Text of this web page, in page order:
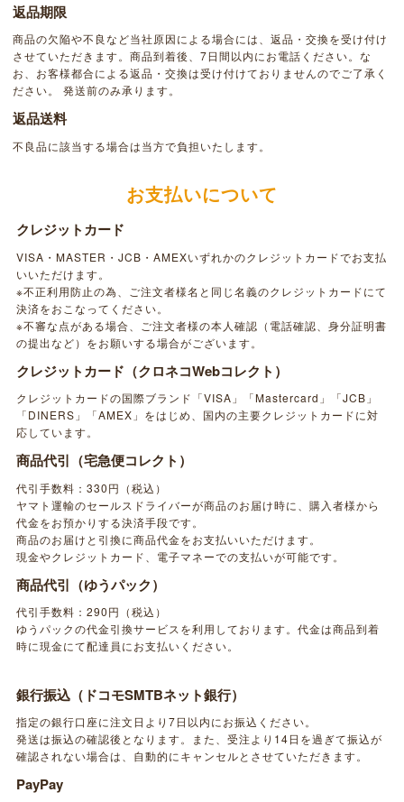
返品期限
商品の欠陥や不良など当社原因による場合には、返品・交換を受け付け
させていただきます。商品到着後、7日間以内にお電話ください。な
お、お客様都合による返品・交換は受け付けておりませんのでご了承く
ださい。 発送前のみ承ります。
返品送料
不良品に該当する場合は当方で負担いたします。
お支払いについて
クレジットカード
VISA・MASTER・JCB・AMEXいずれかのクレジットカードでお支払
いいただけます。
※不正利用防止の為、ご注文者様名と同じ名義のクレジットカードにて
決済をおこなってください。
※不審な点がある場合、ご注文者様の本人確認（電話確認、身分証明書
の提出など）をお願いする場合がございます。
クレジットカード（クロネコWebコレクト）
クレジットカードの国際ブランド「VISA」「Mastercard」「JCB」
「DINERS」「AMEX」をはじめ、国内の主要クレジットカードに対
応しています。
商品代引（宅急便コレクト）
代引手数料：330円（税込）
ヤマト運輸のセールスドライバーが商品のお届け時に、購入者様から
代金をお預かりする決済手段です。
商品のお届けと引換に商品代金をお支払いいただけます。
現金やクレジットカード、電子マネーでの支払いが可能です。
商品代引（ゆうパック）
代引手数料：290円（税込）
ゆうパックの代金引換サービスを利用しております。代金は商品到着
時に現金にて配達員にお支払いください。
銀行振込（ドコモSMTBネット銀行）
指定の銀行口座に注文日より7日以内にお振込ください。
発送は振込の確認後となります。また、受注より14日を過ぎて振込が
確認されない場合は、自動的にキャンセルとさせていただきます。
PayPay